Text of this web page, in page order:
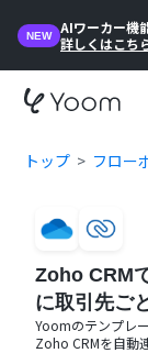
NEW
AIワーカー機
詳しくはこち
トップ フロー
Zoho CRM
に取引先ご
Yoomのテンプレ
Zoho CRMを自動